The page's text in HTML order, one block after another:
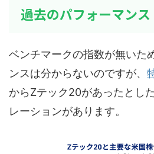
過去のパフォーマンス
ベンチマークの指数が無いた
ンスは分からないのですが、
からZテック20があったとし
レーションがあります。